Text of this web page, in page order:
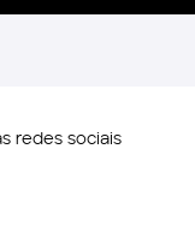
redes sociais